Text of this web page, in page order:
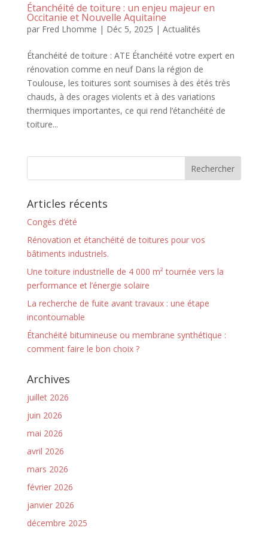
Étanchéité de toiture : un enjeu majeur en
Occitanie et Nouvelle Aquitaine
par Fred Lhomme | Déc 5, 2025 | Actualités
​Étanchéité de toiture : ATE Étanchéité votre expert en
rénovation comme en neuf Dans la région de
Toulouse, les toitures sont soumises à des étés très
chauds, à des orages violents et à des variations
thermiques importantes, ce qui rend l’étanchéité de
toiture...
Articles récents
Congés d’été
Rénovation et étanchéité de toitures pour vos
bâtiments industriels.
Une toiture industrielle de 4 000 m² tournée vers la
performance et l’énergie solaire
La recherche de fuite avant travaux : une étape
incontournable
Étanchéité bitumineuse ou membrane synthétique :
comment faire le bon choix ?
Archives
juillet 2026
juin 2026
mai 2026
avril 2026
mars 2026
février 2026
janvier 2026
décembre 2025